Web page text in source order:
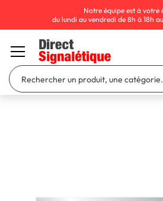
Notre équipe est à votre
du lundi au vendredi de 8h à 18h au